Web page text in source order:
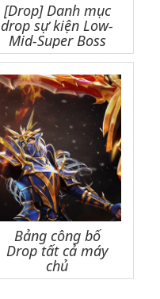
[Drop] Danh mục
drop sự kiện Low-
Mid-Super Boss
Bảng công bố
Drop tất cả máy
chủ